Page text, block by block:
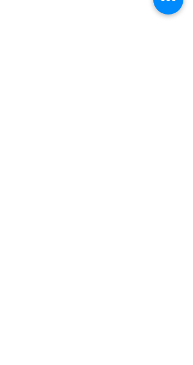
​株式会社ネオテクノロジー